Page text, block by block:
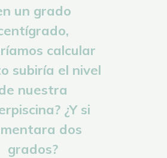
un grado
calcular
subiría el nivel
nuestra
¿Y si
dos
grados?